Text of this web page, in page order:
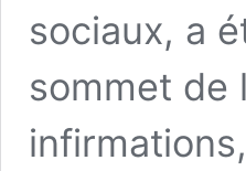
sociaux, a
sommet de